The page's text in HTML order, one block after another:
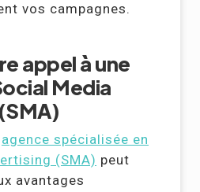
vos campagnes.
appel à une
Media
agence spécialisée en
(SMA) peut
avantages